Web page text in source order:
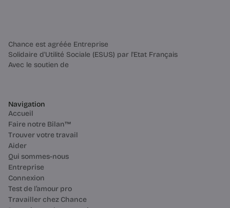
Chance est agréée Entreprise
Solidaire d'Utilité Sociale (ESUS) par l'Etat Français
Avec le soutien de
Navigation
Accueil
Faire notre Bilan™
Trouver votre travail
Aider
Qui sommes-nous
Entreprise
Connexion
Test de l’amour pro
Travailler chez Chance